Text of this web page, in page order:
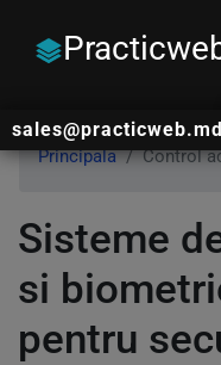
sales@practicweb.md
Principala Control
Sisteme
si
pentru